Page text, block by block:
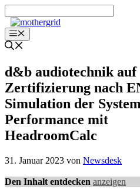
Inhalt
springenMenü
d&b audiotechnik auf
Zertifizierung nach
Simulation der
Performance mit
HeadroomCalc
31. Januar 2023 von Newsdesk
Den Inhalt entdecken anzeigen